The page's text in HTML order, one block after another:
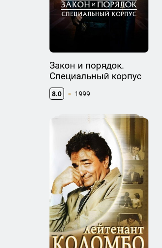
Закон и порядок.
Специальный корпус
8.0 1999